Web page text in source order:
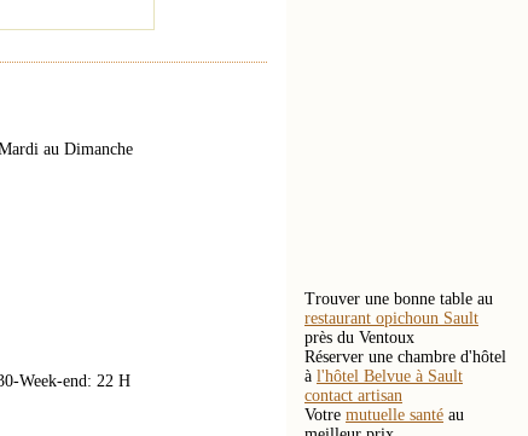
au Dimanche
Week-end: 22 H
Trouver une bonne table au
restaurant opichoun Sault
près du Ventoux
Réserver une chambre d'hôtel
à l'hôtel Belvue à Sault
contact artisan
Votre mutuelle santé au